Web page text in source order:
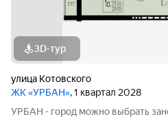
3D-тур
улица Котовского
ЖК «УРБАН», 1 квартал 2028
УРБАН - город можно выбрать